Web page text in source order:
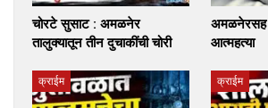
चोरटे सुसाट : अमळनेर
तालुक्यातून तीन दुचाकींची चोरी
अमळनेरसह
आत्महत्या
क्राईम क्राईम